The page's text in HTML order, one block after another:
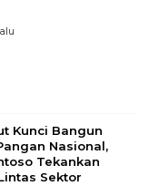
Kunci Bangun
Nasional,
Tekankan
Sektor